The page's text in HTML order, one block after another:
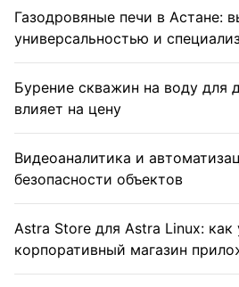
Газодровяные печи в Астане:
универсальностью и
Бурение скважин на воду для
влияет на цену
Видеоаналитика и
безопасности объектов
Astra Store для Astra Linux: как
корпоративный магазин